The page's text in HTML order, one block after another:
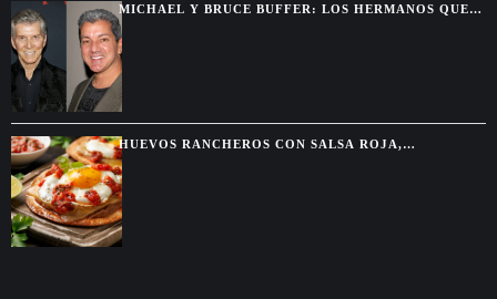
MICHAEL Y BRUCE BUFFER: LOS HERMANOS QUE
SE DESCUBRIERON GRACIAS A UNA PELEA POR
TELEVISIÓN
HUEVOS RANCHEROS CON SALSA ROJA,
TORTILLAS DORADAS Y SABOR DE DESAYUNO
MEXICANO